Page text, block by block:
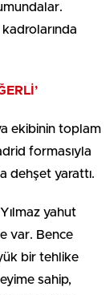
kadrolarında
ekibinin toplam
formasıyla
dehşet yarattı.
yahut
var. Bence
bir tehlike
sahip,